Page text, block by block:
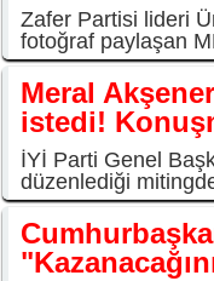
Zafer Partisi lideri
fotoğraf paylaşan
Meral
istedi!
İYİ Parti Genel
düzenlediği